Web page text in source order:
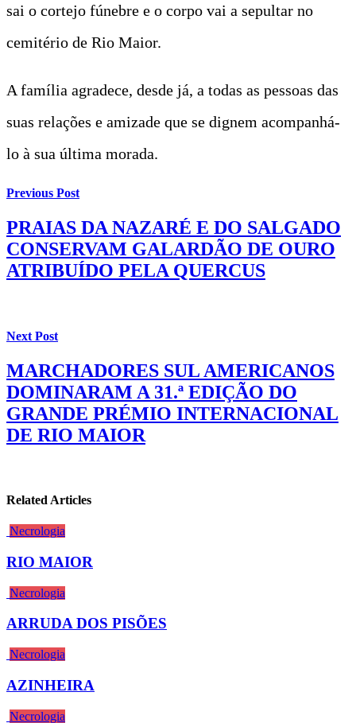
sai o cortejo fúnebre e o corpo vai a sepultar no
cemitério de Rio Maior.
A família agradece, desde já, a todas as pessoas das
suas relações e amizade que se dignem acompanhá-
lo à sua última morada.
Previous Post
PRAIAS DA NAZARÉ E DO SALGADO
CONSERVAM GALARDÃO DE OURO
ATRIBUÍDO PELA QUERCUS
Next Post
MARCHADORES SUL AMERICANOS
DOMINARAM A 31.ª EDIÇÃO DO
GRANDE PRÉMIO INTERNACIONAL
DE RIO MAIOR
Related Articles
Necrologia
RIO MAIOR
Necrologia
ARRUDA DOS PISÕES
Necrologia
AZINHEIRA
Necrologia